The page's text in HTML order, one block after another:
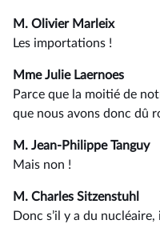
M. Olivier Marleix
Les importations !
Mme Julie Laernoes
Parce que la moitié de
que nous avons donc dû
M. Jean-Philippe Tanguy
Mais non !
M. Charles Sitzenstuhl
Donc s’il y a du nucléaire,